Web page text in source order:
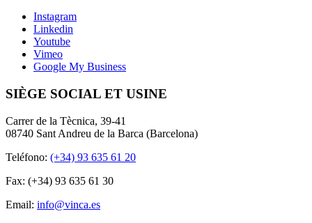
Instagram
Linkedin
Youtube
Vimeo
Google My Business
SIÈGE SOCIAL ET USINE
Carrer de la Tècnica, 39-41
08740 Sant Andreu de la Barca (Barcelona)
Teléfono: (+34) 93 635 61 20
Fax: (+34) 93 635 61 30
Email: info@vinca.es